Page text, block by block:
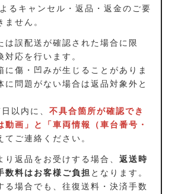
るキャンセル・返品・返金のご要
ません。
は誤配送が確認された場合に限
対応を行います。
に傷・凹みが生じることがありま
に問題がない場合は返品対象外と
以内に、 不具合箇所が確認でき
動画」と「車両情報（車台番号・
てご連絡ください。
り返品をお受けする場合、 返送時
数料はお客様ご負担 となります。
る場合でも、往復送料・決済手数